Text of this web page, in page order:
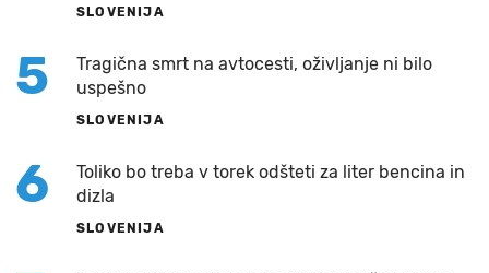
SLOVENIJA
5
Tragična smrt na avtocesti, oživljanje ni bilo
uspešno
SLOVENIJA
6
Toliko bo treba v torek odšteti za liter bencina in
dizla
SLOVENIJA